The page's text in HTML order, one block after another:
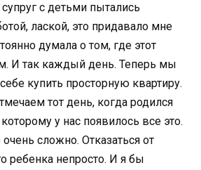
с детьми пытались
лаской, это придавало мне
думала о том, где этот
И так каждый день. Теперь мы
купить просторную квартиру.
тот день, когда родился
у нас появилось все это.
сложно. Отказаться от
ребенка непросто. И я бы